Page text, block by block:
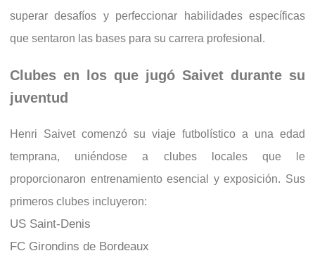
superar desafíos y perfeccionar habilidades específicas
que sentaron las bases para su carrera profesional.
Clubes en los que jugó Saivet durante su
juventud
Henri Saivet comenzó su viaje futbolístico a una edad
temprana, uniéndose a clubes locales que le
proporcionaron entrenamiento esencial y exposición. Sus
primeros clubes incluyeron:
US Saint-Denis
FC Girondins de Bordeaux